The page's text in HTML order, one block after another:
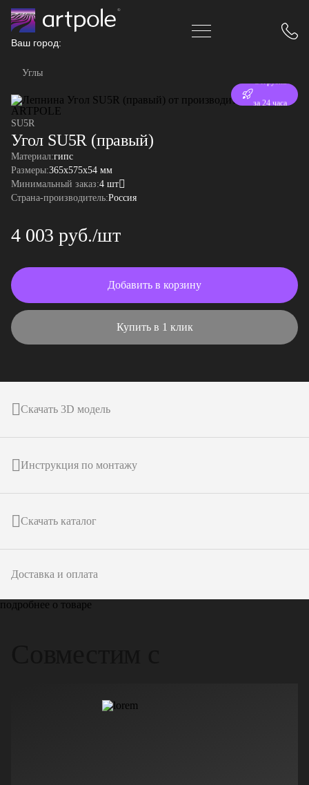
Ваш город:
Углы
SU5R
Угол SU5R (правый)
Материал:гипс
Размеры:365x575x54 мм
Минимальный заказ:4 шт
Страна-производитель:Россия
4 003 руб./шт
Добавить в корзину
Купить в 1 клик
Скачать 3D модель
Инструкция по монтажу
Скачать каталог
Доставка и оплата
подробнее о товаре